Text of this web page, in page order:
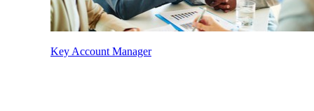
Key Account Manager